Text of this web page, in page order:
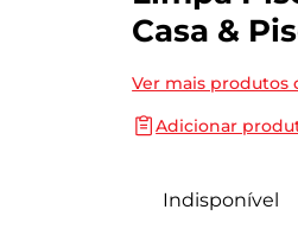
Casa &
Ver mais produtos
Adicionar
Indisponível